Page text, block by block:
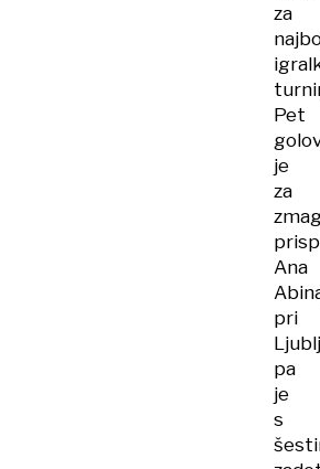
za
Pet
je
za
Ana
pri
pa
je
s